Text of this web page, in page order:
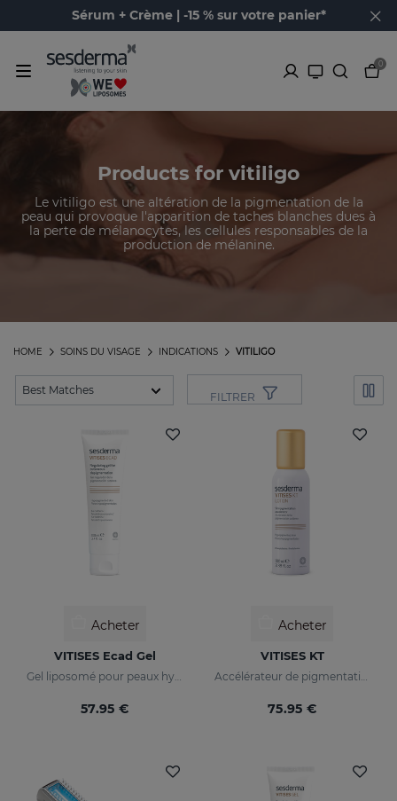
Sérum + Crème | -15 % sur votre panier*
0
Products for vitiligo
Le vitiligo est une altération de la pigmentation de la
peau qui provoque l'apparition de taches blanches dues à
la perte de mélanocytes, les cellules responsables de la
production de mélanine.
VITILIGO
INDICATIONS
SOINS DU VISAGE
HOME
FILTRER
Acheter
VITISES Ecad Gel
Gel liposomé pour peaux hypopigmentées
57.95 €
Acheter
VITISES KT
Accélérateur de pigmentation de la peau
75.95 €